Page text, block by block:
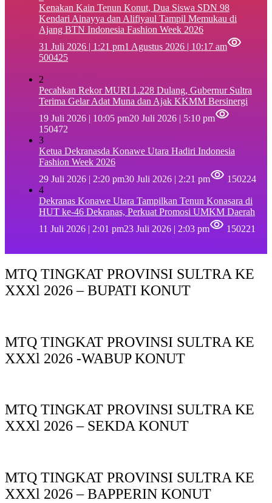
‎Kenakan Kain Tenun Konut, Dua Siswa SDN 98
Kendari Ainayya dan Alifiyaul Tampil Memukau di
Ajang BTN Indonesia Fashion Week 2026
31 Juli 2026 | 1:21 pm1 Agustus 2026 | 10:17 am
500425
2
Pecahkan Rekor MURI 1.228 Dulang, Gubernur Sultra
Terima Gelar Adat Muna dan Ajak KKMM Bersinergi
19 Juli 2026 | 10:05 pm20 Juli 2026 | 5:10 pm
150472
3
Ketua Dekranasda Konawe Utara Hadiri Indonesia
Fashion Week 2026
29 Juli 2026 | 2:20 pm30 Juli 2026 | 2:21 pm
150224
4
Dekranas Konawe Utara Tampilkan Tenun Konasara di
HUT ke-46 Dekranas, Perkuat Promosi UMKM Daerah
11 Juli 2026 | 2:01 pm23 Juli 2026 | 2:03 pm 150221
MTQ TINGKAT PROVINSI SULTRA KE
XXXl 2026 – BUPATI KONUT
MTQ TINGKAT PROVINSI SULTRA KE
XXXl 2026 -WABUP KONUT
MTQ TINGKAT PROVINSI SULTRA KE
XXXl 2026 – SEKDA KONUT
MTQ TINGKAT PROVINSI SULTRA KE
XXXl 2026 – BAPPERIN KONUT